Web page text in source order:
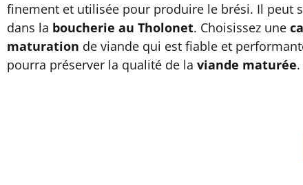
finement et utilisée pour produire le brési. Il peut
dans la boucherie au Tholonet. Choisissez une
maturation de viande qui est fiable et
pourra préserver la qualité de la viande maturée.